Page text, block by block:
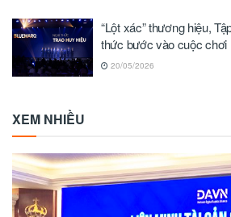
“Lột xác” thương hiệu,
thức bước vào cuộc chơi
20/05/2026
XEM NHIỀU